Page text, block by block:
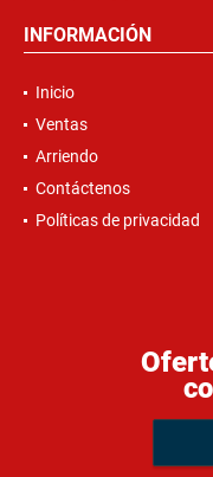
INFORMACIÓN
Inicio
Ventas
Arriendo
Contáctenos
Políticas de privacidad